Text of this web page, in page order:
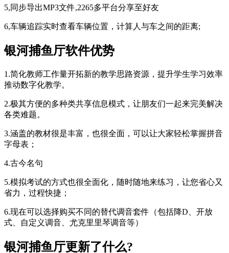
5,同步导出MP3文件,2265多平台分享至好友
6,车辆追踪实时查看车辆位置，计算人与车之间的距离;
银河捕鱼厅软件优势
1.简化教师工作量开拓新的教学思路资源，提升学生学习效率
推动数字化教学。
2.极其方便的多种类共享信息模式，让朋友们一起来完美解决
各类难题。
3.涵盖的教材很是丰富，也很全面，可以让大家轻松掌握拼音
字母表；
4.古今名句
5.模拟考试的方式也很全面化，随时随地来练习，让您省心又
省力，过程快捷；
6.现在可以选择购买不同的替代调音套件（包括降D、开放
式、自定义调音、尤克里里琴调音等）
银河捕鱼厅更新了什么?